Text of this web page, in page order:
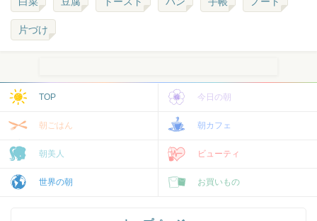
片づけ
TOP 今日の朝
朝ごはん 朝カフェ
朝美人 ビューティ
世界の朝 お買いもの